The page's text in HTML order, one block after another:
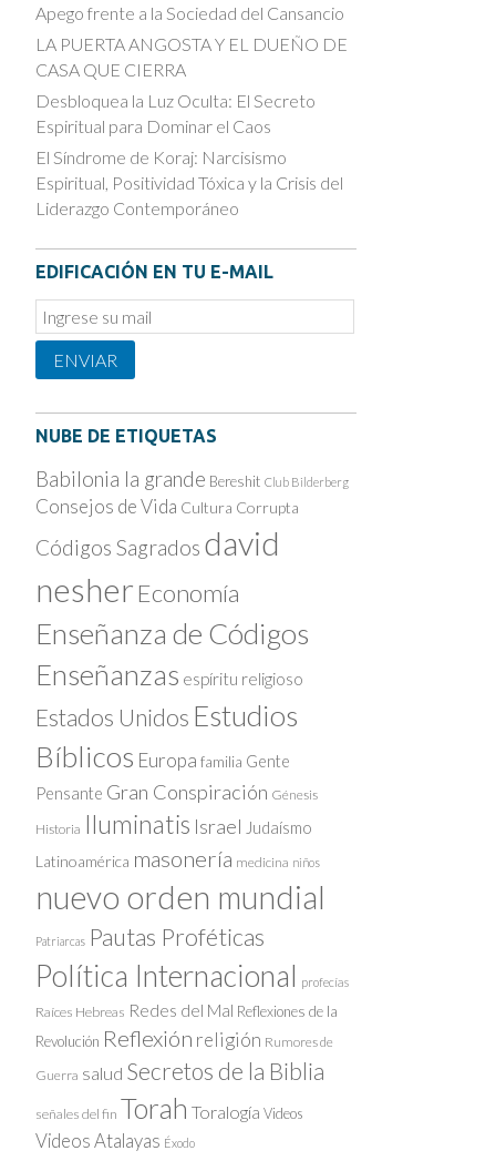
Apego frente a la Sociedad del Cansancio
LA PUERTA ANGOSTA Y EL DUEÑO DE
CASA QUE CIERRA
Desbloquea la Luz Oculta: El Secreto
Espiritual para Dominar el Caos
El Síndrome de Koraj: Narcisismo
Espiritual, Positividad Tóxica y la Crisis del
Liderazgo Contemporáneo
EDIFICACIÓN EN TU E-MAIL
Email
Subscription
ENVIAR
NUBE DE ETIQUETAS
Babilonia la grande Bereshit Club Bilderberg
Consejos de Vida Cultura Corrupta
Códigos Sagrados david
nesher Economía
Enseñanza de Códigos
Enseñanzas espíritu religioso
Estados Unidos Estudios
Bíblicos Europa familia Gente
Pensante Gran Conspiración Génesis
Historia Iluminatis Israel Judaísmo
Latinoamérica masonería medicina niños
nuevo orden mundial
Patriarcas Pautas Proféticas
Política Internacional profecías
Raíces Hebreas Redes del Mal Reflexiones de la
Revolución Reflexión religión Rumores de
Guerra salud Secretos de la Biblia
señales del fin Torah Toralogía Videos
Videos Atalayas Éxodo